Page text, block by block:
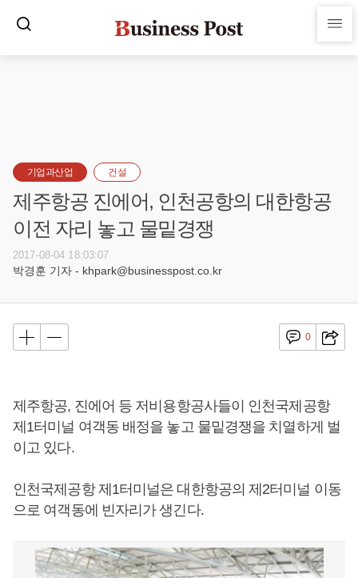
기업과산업 건설
제주항공 진에어, 인천공항의 대한항공
이전 자리 놓고 물밑경쟁
2017-08-04 18:03:07
박경훈 기자 - khpark@businesspost.co.kr
0
제주항공, 진에어 등 저비용항공사들이 인천국제공항
제1터미널 여객동 배정을 놓고 물밑경쟁을 치열하게 벌
이고 있다.
인천국제공항 제1터미널은 대한항공의 제2터미널 이동
으로 여객동에 빈자리가 생긴다.